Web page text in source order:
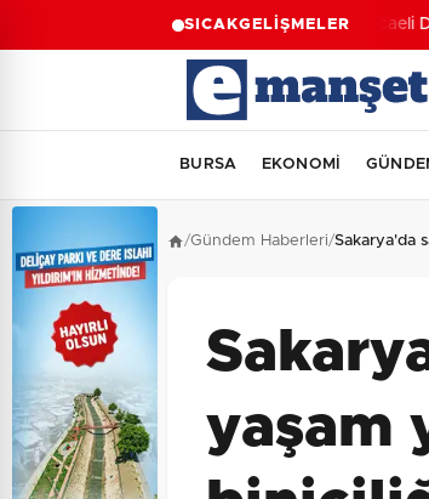
SICAKGELİŞMELERKocaeli
BURSA EKONOMİ
/Gündem Haberleri/Sakarya'da
yaşam